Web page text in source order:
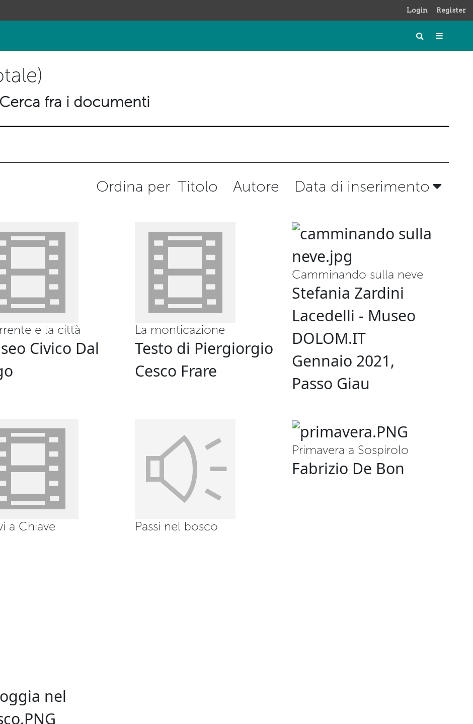
Login Register
Cerca fra i documenti
Ordina per Titolo Autore Data di inserimento
e la città
Civico Dal
La monticazione
Testo di Piergiorgio
Cesco Frare
Camminando sulla neve
Stefania Zardini
Lacedelli - Museo
DOLOM.IT
Gennaio 2021,
Passo Giau
a Chiave Passi nel bosco
Primavera a Sospirolo
Fabrizio De Bon